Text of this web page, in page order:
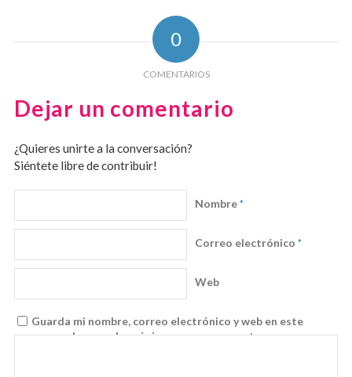
0
COMENTARIOS
Dejar un comentario
¿Quieres unirte a la conversación?
Siéntete libre de contribuir!
Nombre*
Correo electrónico *
Web
Guarda mi nombre, correo electrónico y web en este
navegador para la próxima vez que comente.